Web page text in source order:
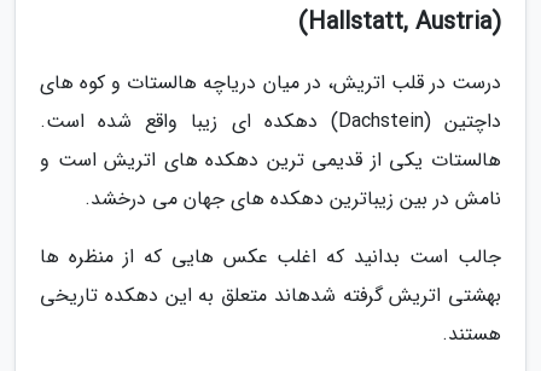
(Hallstatt, Austria)
درست در قلب اتریش، در میان دریاچه هالستات و کوه های
داچتین (Dachstein) دهکده ای زیبا واقع شده است.
هالستات یکی از قدیمی ترین دهکده های اتریش است و
نامش در بین زیباترین دهکده های جهان می درخشد.
جالب است بدانید که اغلب عکس هایی که از منظره ها
بهشتی اتریش گرفته شده­اند متعلق به این دهکده تاریخی
هستند.